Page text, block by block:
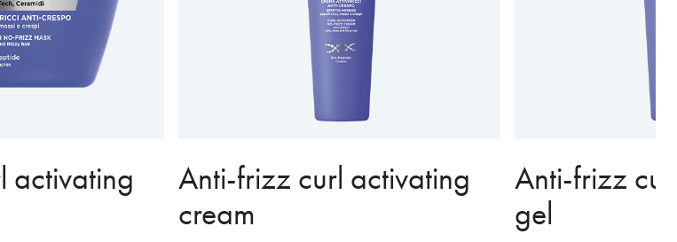
activating
Anti-frizz curl activating
cream
Anti-frizz
gel